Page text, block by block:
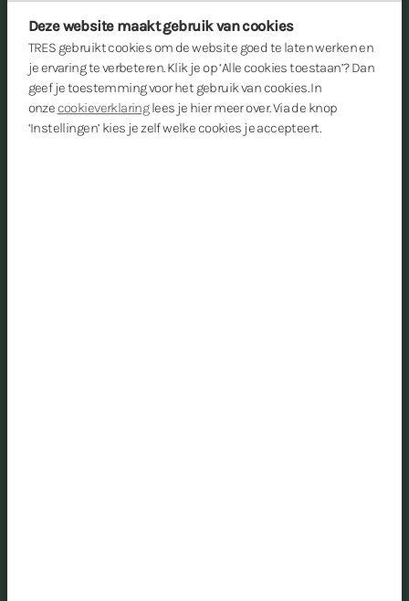
Deze website maakt gebruik van cookies
TRES gebruikt cookies om de website goed te laten werken en
je ervaring te verbeteren. Klik je op ‘Alle cookies toestaan’? Dan
geef je toestemming voor het gebruik van cookies. In
onzecookieverklaringlees je hier meer over. Via de knop
‘Instellingen’ kies je zelf welke cookies je accepteert.